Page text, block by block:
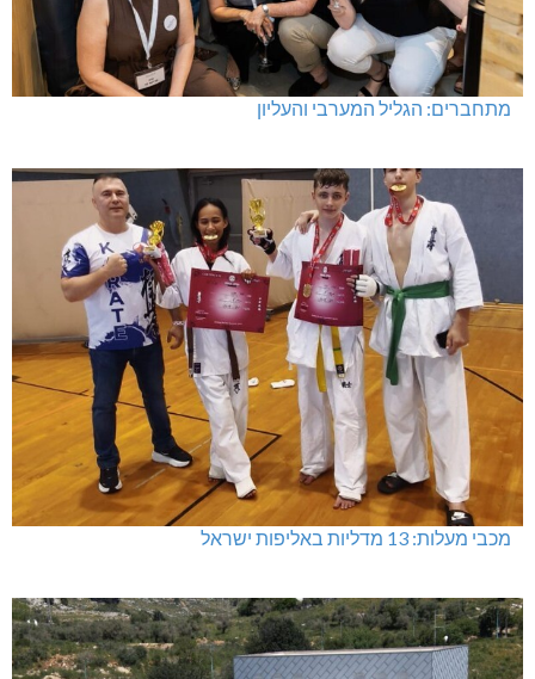
מתחברים: הגליל המערבי והעליון
מכבי מעלות: 13 מדליות באליפות ישראל